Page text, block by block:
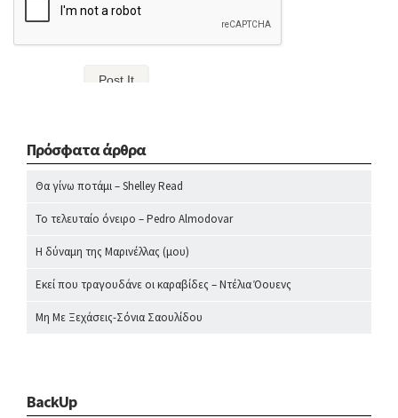
Πρόσφατα άρθρα
Θα γίνω ποτάμι – Shelley Read
Το τελευταίο όνειρο – Pedro Almodovar
Η δύναμη της Μαρινέλλας (μου)
Εκεί που τραγουδάνε οι καραβίδες – Ντέλια Όουενς
Μη Με Ξεχάσεις-Σόνια Σαουλίδου
BackUp